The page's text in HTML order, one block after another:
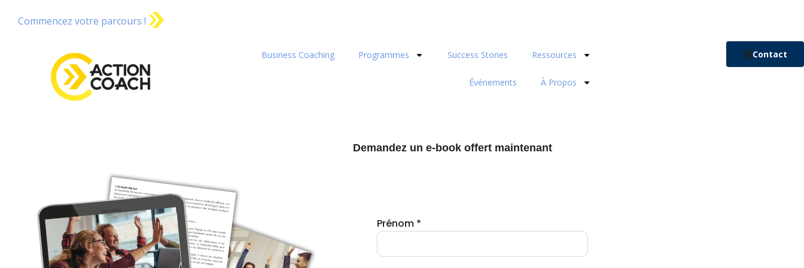
Commencez votre parcours !
Business Coaching Programmes Success Stories Ressources
Événements À Propos
Contact
Demandez un e-book offert maintenant